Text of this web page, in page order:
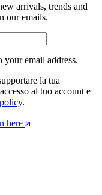
arrivals, trends and
our emails.
email address.
la tua
al tuo account e
.
here